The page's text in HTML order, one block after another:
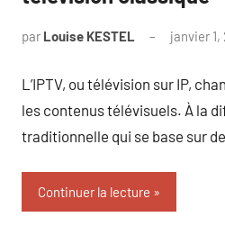
par Louise KESTEL janvier 1,
L’IPTV, ou télévision sur IP,
les contenus télévisuels. À la
traditionnelle qui se base sur
Continuer la lecture